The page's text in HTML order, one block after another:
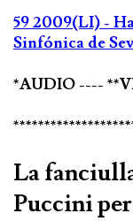
59 2009(LI) -
Sinfónica de
*AUDIO ----
La
Puccini